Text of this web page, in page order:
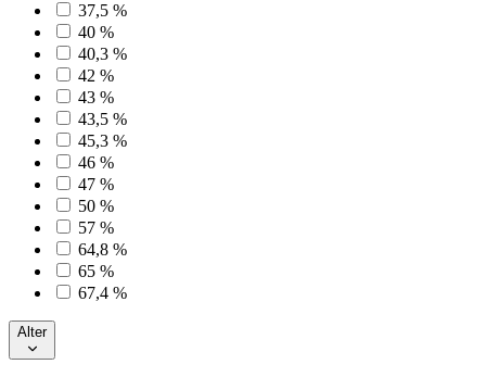
37,5 %
40 %
40,3 %
42 %
43 %
43,5 %
45,3 %
46 %
47 %
50 %
57 %
64,8 %
65 %
67,4 %
Alter